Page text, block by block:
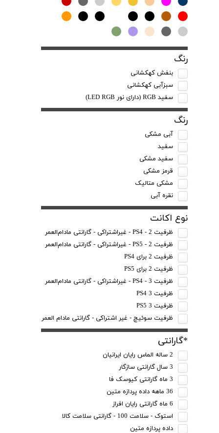
رنگ
بنفش کهکشانی
سبزآبی کهکشانی
سفید RGB (دارای نور LED RGB)
رنگ
آبی مشکی
سفید
سفید مشکی
قرمز مشکی
مشکی متالیک
نقره آبی
نوع اکانت
ظرفیت 2 - PS4 - غیراشتراکی - گارانتی مادام‌العمر
ظرفیت 2 - PS5 - غیراشتراکی - گارانتی مادام‌العمر
ظرفیت 2 برای PS4
ظرفیت 2 برای PS5
ظرفیت 3 - PS4 - غیراشتراکی - گارانتی مادام‌العمر
ظرفیت 3 PS4
ظرفیت 3 PS5
ظرفیت سوئیچ - غیر اشتراکی - گارانتی مادام العمر
*گارانتی
2 ساله الماس رایان ایرانیان
3 سال گارانتی سازگار
3 ماه گارانتی کیوسک فا
36 ماهه داده پردازه متین
6 ماه گارانتی رایان افراز
استوک - سلامت 100 - گارانتی سلامت کالا
داده پردازه متین